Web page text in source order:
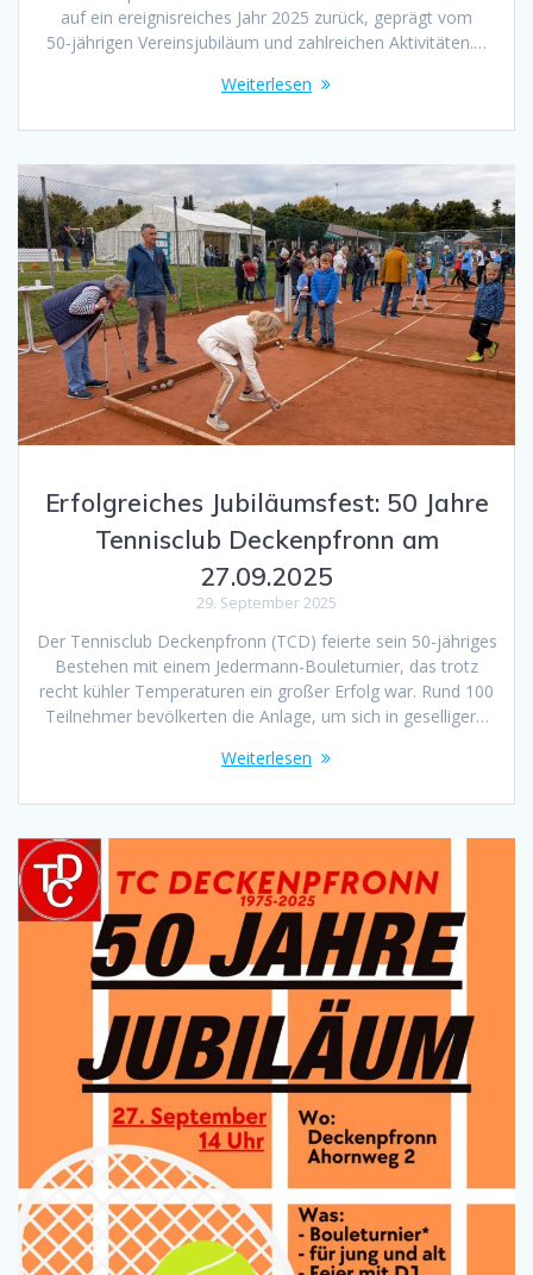
auf ein ereignisreiches Jahr 2025 zurück, geprägt vom
50‑jährigen Vereinsjubiläum und zahlreichen Aktivitäten.…
Weiterlesen
Erfolgreiches Jubiläumsfest: 50 Jahre
Tennisclub Deckenpfronn am
27.09.2025
29. September 2025
Der Tennisclub Deckenpfronn (TCD) feierte sein 50-jähriges
Bestehen mit einem Jedermann-Bouleturnier, das trotz
recht kühler Temperaturen ein großer Erfolg war. Rund 100
Teilnehmer bevölkerten die Anlage, um sich in geselliger…
Weiterlesen